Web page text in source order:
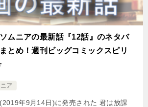
ムニアの最新話『12話』のネタバ
とめ！週刊ビッグコミックスピリ
ア
年9月14日)に発売された 君は放課